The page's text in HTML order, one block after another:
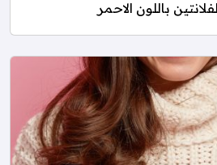
باللون الاحمر